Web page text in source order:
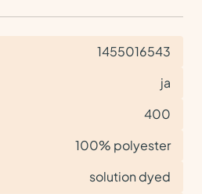
1455016543
ja
400
100% polyester
solution dyed